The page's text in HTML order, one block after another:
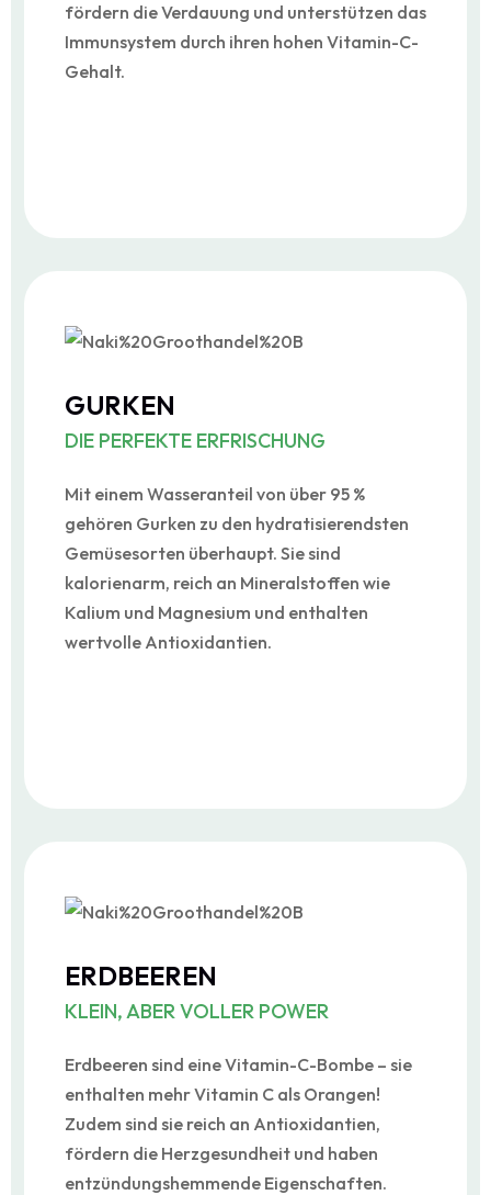
fördern die Verdauung und unterstützen das
Immunsystem durch ihren hohen Vitamin-C-
Gehalt.
GURKEN
DIE PERFEKTE ERFRISCHUNG
Mit einem Wasseranteil von über 95 %
gehören Gurken zu den hydratisierendsten
Gemüsesorten überhaupt. Sie sind
kalorienarm, reich an Mineralstoffen wie
Kalium und Magnesium und enthalten
wertvolle Antioxidantien.
ERDBEEREN
KLEIN, ABER VOLLER POWER
Erdbeeren sind eine Vitamin-C-Bombe – sie
enthalten mehr Vitamin C als Orangen!
Zudem sind sie reich an Antioxidantien,
fördern die Herzgesundheit und haben
entzündungshemmende Eigenschaften.